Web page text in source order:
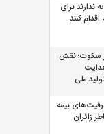
ندارند برای
کنند
سکوت؛ نقش
ملی
بیمه
زائران